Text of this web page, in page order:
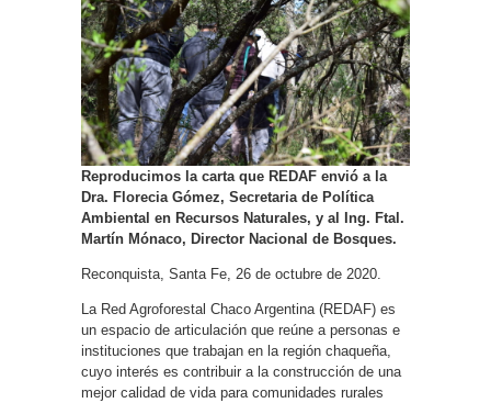
Reproducimos la carta que REDAF envió a la
Dra. Florecia Gómez, Secretaria de Política
Ambiental en Recursos Naturales, y al Ing. Ftal.
Martín Mónaco, Director Nacional de Bosques.
Reconquista, Santa Fe, 26 de octubre de 2020.
La Red Agroforestal Chaco Argentina (REDAF) es
un espacio de articulación que reúne a personas e
instituciones que trabajan en la región chaqueña,
cuyo interés es contribuir a la construcción de una
mejor calidad de vida para comunidades rurales